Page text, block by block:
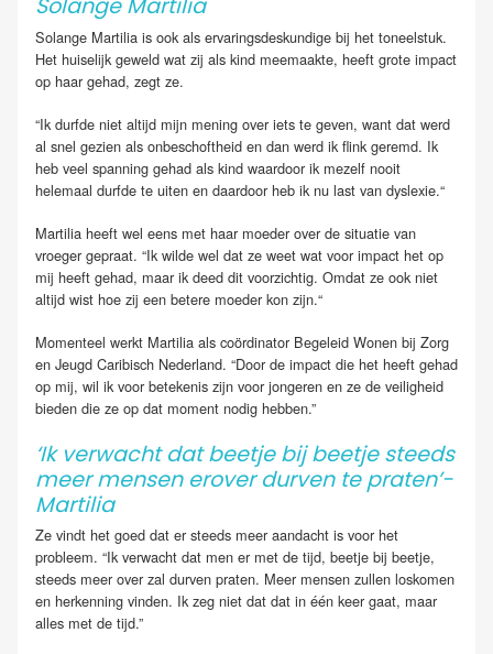
Solange Martilia
Solange Martilia is ook als ervaringsdeskundige bij het toneelstuk.
Het huiselijk geweld wat zij als kind meemaakte, heeft grote impact
op haar gehad, zegt ze.
“Ik durfde niet altijd mijn mening over iets te geven, want dat werd
al snel gezien als onbeschoftheid en dan werd ik flink geremd. Ik
heb veel spanning gehad als kind waardoor ik mezelf nooit
helemaal durfde te uiten en daardoor heb ik nu last van dyslexie.“
Martilia heeft wel eens met haar moeder over de situatie van
vroeger gepraat. “Ik wilde wel dat ze weet wat voor impact het op
mij heeft gehad, maar ik deed dit voorzichtig. Omdat ze ook niet
altijd wist hoe zij een betere moeder kon zijn.“
Momenteel werkt Martilia als coördinator Begeleid Wonen bij Zorg
en Jeugd Caribisch Nederland. “Door de impact die het heeft gehad
op mij, wil ik voor betekenis zijn voor jongeren en ze de veiligheid
bieden die ze op dat moment nodig hebben.”
‘Ik verwacht dat beetje bij beetje steeds
meer mensen erover durven te praten’-
Martilia
Ze vindt het goed dat er steeds meer aandacht is voor het
probleem. “Ik verwacht dat men er met de tijd, beetje bij beetje,
steeds meer over zal durven praten. Meer mensen zullen loskomen
en herkenning vinden. Ik zeg niet dat dat in één keer gaat, maar
alles met de tijd.”